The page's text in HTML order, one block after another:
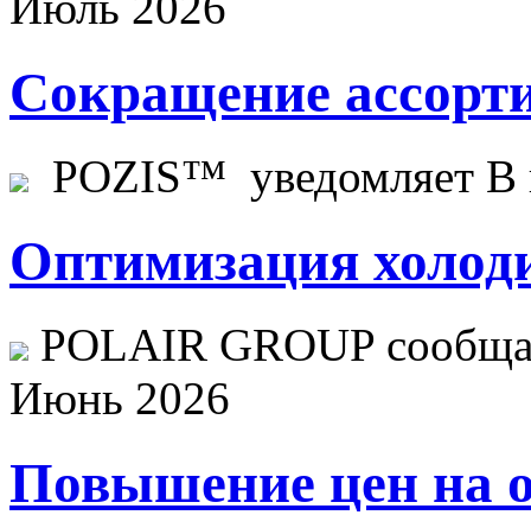
Сокращение
POZIS™ уведомляет В
Оптимизация
POLAIR GROUP
Июнь 2026
Повышение цен на